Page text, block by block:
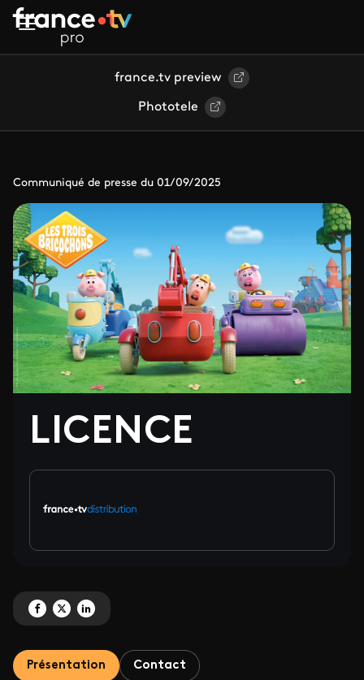
Aller au contenu principal
france.tv preview
Phototele
Communiqué de presse du 01/09/2025
LICENCE
Partagez 'LICENCE' sur Facebook
Partagez 'LICENCE' sur X
Partagez 'LICENCE' sur LinkedIn
Présentation Contact